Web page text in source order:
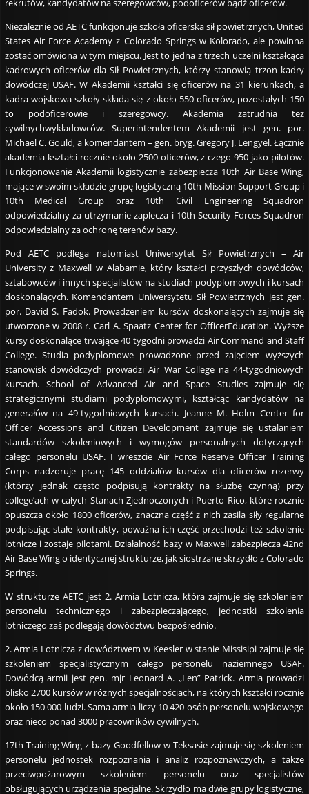
rekrutów, kandydatów na szeregowców, podoficerów bądź oficerów.
Niezależnie od AETC funkcjonuje szkoła oficerska sił powietrznych, United
States Air Force Academy z Colorado Springs w Kolorado, ale powinna
zostać omówiona w tym miejscu. Jest to jedna z trzech uczelni kształcąca
kadrowych oficerów dla Sił Powietrznych, którzy stanowią trzon kadry
dowódczej USAF. W Akademii kształci się oficerów na 31 kierunkach, a
kadra wojskowa szkoły składa się z około 550 oficerów, pozostałych 150
to podoficerowie i szeregowcy. Akademia zatrudnia też
cywilnychwykładowców. Superintendentem Akademii jest gen. por.
Michael C. Gould, a komendantem – gen. bryg. Gregory J. Lengyel. Łącznie
akademia kształci rocznie około 2500 oficerów, z czego 950 jako pilotów.
Funkcjonowanie Akademii logistycznie zabezpiecza 10th Air Base Wing,
mające w swoim składzie grupę logistyczną 10th Mission Support Group i
10th Medical Group oraz 10th Civil Engineering Squadron
odpowiedzialny za utrzymanie zaplecza i 10th Security Forces Squadron
odpowiedzialny za ochronę terenów bazy.
Pod AETC podlega natomiast Uniwersytet Sił Powietrznych – Air
University z Maxwell w Alabamie, który kształci przyszłych dowódców,
sztabowców i innych specjalistów na studiach podyplomowych i kursach
doskonalących. Komendantem Uniwersytetu Sił Powietrznych jest gen.
por. David S. Fadok. Prowadzeniem kursów doskonalących zajmuje się
utworzone w 2008 r. Carl A. Spaatz Center for OfficerEducation. Wyższe
kursy doskonalące trwające 40 tygodni prowadzi Air Command and Staff
College. Studia podyplomowe prowadzone przed zajęciem wyższych
stanowisk dowódczych prowadzi Air War College na 44-tygodniowych
kursach. School of Advanced Air and Space Studies zajmuje się
strategicznymi studiami podyplomowymi, kształcąc kandydatów na
generałów na 49-tygodniowych kursach. Jeanne M. Holm Center for
Officer Accessions and Citizen Development zajmuje się ustalaniem
standardów szkoleniowych i wymogów personalnych dotyczących
całego personelu USAF. I wreszcie Air Force Reserve Officer Training
Corps nadzoruje pracę 145 oddziałów kursów dla oficerów rezerwy
(którzy jednak często podpisują kontrakty na służbę czynną) przy
college’ach w całych Stanach Zjednoczonych i Puerto Rico, które rocznie
opuszcza około 1800 oficerów, znaczna część z nich zasila siły regularne
podpisując stałe kontrakty, poważna ich część przechodzi też szkolenie
lotnicze i zostaje pilotami. Działalność bazy w Maxwell zabezpiecza 42nd
Air Base Wing o identycznej strukturze, jak siostrzane skrzydło z Colorado
Springs.
W strukturze AETC jest 2. Armia Lotnicza, która zajmuje się szkoleniem
personelu technicznego i zabezpieczającego, jednostki szkolenia
lotniczego zaś podlegają dowództwu bezpośrednio.
2. Armia Lotnicza z dowództwem w Keesler w stanie Missisipi zajmuje się
szkoleniem specjalistycznym całego personelu naziemnego USAF.
Dowódcą armii jest gen. mjr Leonard A. „Len” Patrick. Armia prowadzi
blisko 2700 kursów w różnych specjalnościach, na których kształci rocznie
około 150 000 ludzi. Sama armia liczy 10 420 osób personelu wojskowego
oraz nieco ponad 3000 pracowników cywilnych.
17th Training Wing z bazy Goodfellow w Teksasie zajmuje się szkoleniem
personelu jednostek rozpoznania i analiz rozpoznawczych, a także
przeciwpożarowym szkoleniem personelu oraz specjalistów
obsługujących urządzenia specjalne. Skrzydło ma dwie grupy logistyczne,